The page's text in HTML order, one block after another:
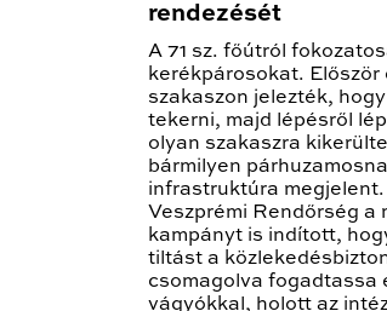
rendezését
A 71 sz. főútról
kerékpárosokat. Először
szakaszon jelezték,
tekerni, majd lépésről
olyan szakaszra
bármilyen
infrastruktúra
Veszprémi Rendőrség a
kampányt is indított,
tiltást a
csomagolva fogadtassa
vágyókkal, holott az